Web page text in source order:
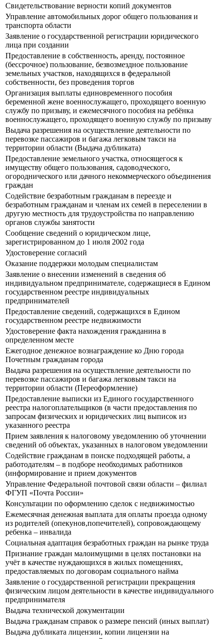
Свидетельствование верности копий документов
Управление автомобильных дорог общего пользования и
транспорта области
Заявление о государственной регистрации юридического
лица при создании
Предоставление в собственность, аренду, постоянное
(бессрочное) пользование, безвозмездное пользование
земельных участков, находящихся в федеральной
собственности, без проведения торгов
Организация выплаты единовременного пособия
беременной жене военнослужащего, проходящего военную
службу по призыву, и ежемесячного пособия на ребёнка
военнослужащего, проходящего военную службу по призыву
Выдача разрешения на осуществление деятельности по
перевозке пассажиров и багажа легковым такси на
территории области (Выдача дубликата)
Предоставление земельного участка, относящегося к
имуществу общего пользования, садоводческого,
огороднического или дачного некоммерческого объединения
граждан
Содействие безработным гражданам в переезде и
безработным гражданам и членам их семей в переселении в
другую местность для трудоустройства по направлению
органов службы занятости
Сообщение сведений о юридическом лице,
зарегистрированном до 1 июля 2002 года
Удостоверение согласий
Оказание поддержки молодым специалистам
Заявление о внесении изменений в сведения об
индивидуальном предпринимателе, содержащиеся в Едином
государственном реестре индивидуальных
предпринимателей
Предоставление сведений, содержащихся в Едином
государственном реестре недвижимости
Удостоверение факта нахождения гражданина в
определенном месте
Ежегодное денежное вознаграждение ко Дню города
Почетным гражданам города
Выдача разрешения на осуществление деятельности по
перевозке пассажиров и багажа легковым такси на
территории области (Переоформление)
Предоставление выписки из Единого государственного
реестра налогоплательщиков (в части предоставления по
запросам физических и юридических лиц выписок из
указанного реестра
Прием заявления к налоговому уведомлению об уточнении
сведений об объектах, указанных в налоговом уведомлении
Содействие гражданам в поиске подходящей работы, а
работодателям – в подборе необходимых работников
(информирование и прием документов
Управление Федеральной почтовой связи области – филиал
ФГУП «Почта России»
Консультации по оформлению сделок с недвижимостью
Ежемесячная денежная выплата для оплаты проезда одному
из родителей (опекунов,попечителей), сопровождающему
ребенка – инвалида
Социальная адаптация безработных граждан на рынке труда
Признание граждан малоимущими в целях постановки на
учёт в качестве нуждающихся в жилых помещениях,
предоставляемых по договорам социального найма
Заявление о государственной регистрации прекращения
физическим лицом деятельности в качестве индивидуального
предпринимателя
Выдача технической документации
Выдача гражданам справок о размере пенсий (иных выплат)
Выдача дубликата лицензии, копии лицензии на